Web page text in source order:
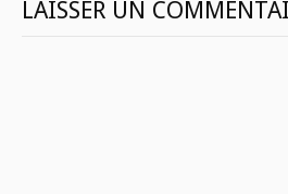
LAISSER UN